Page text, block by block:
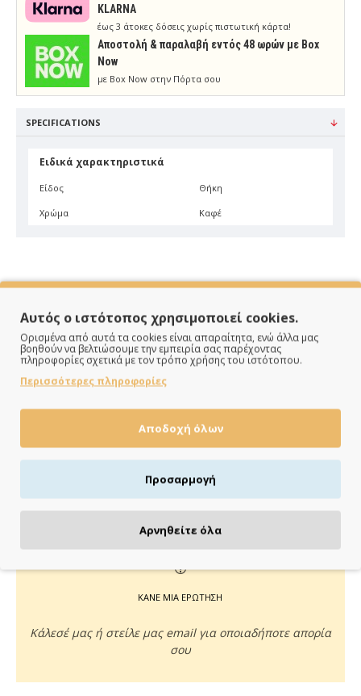
KLARNA
έως 3 άτοκες δόσεις χωρίς πιστωτική κάρτα!
Aποστολή & παραλαβή εντός 48 ωρών με Box
Now
με Box Now στην Πόρτα σου
SPECIFICATIONS
Ειδικά χαρακτηριστικά
Είδος Θήκη
Χρώμα Καφέ
ΠΑΡΑΔΙΔΟΥΜΕ ΓΡΗΓΟΡΑ
Άμεση αποστολή της παραγγελίας σου σε 1 - 2 εργάσιμες
ΠΛΗΡΩΝΕΙΣ ΟΠΩΣ ΘΕΣ
Πιστωτική/χρεωστική κάρτα, αντικαταβολή ή κατάθεση
ΚΑΝΕ ΜΙΑ ΕΡΩΤΗΣΗ
Κάλεσέ μας ή στείλε μας email για οποιαδήποτε απορία
σου
Αυτός ο ιστότοπος χρησιμοποιεί cookies.
Ορισμένα από αυτά τα cookies είναι απαραίτητα, ενώ άλλα μας
βοηθούν να βελτιώσουμε την εμπειρία σας παρέχοντας
πληροφορίες σχετικά με τον τρόπο χρήσης του ιστότοπου.
Περισσότερες πληροφορίες
Αποδοχή όλων
Προσαρμογή
Αρνηθείτε όλα